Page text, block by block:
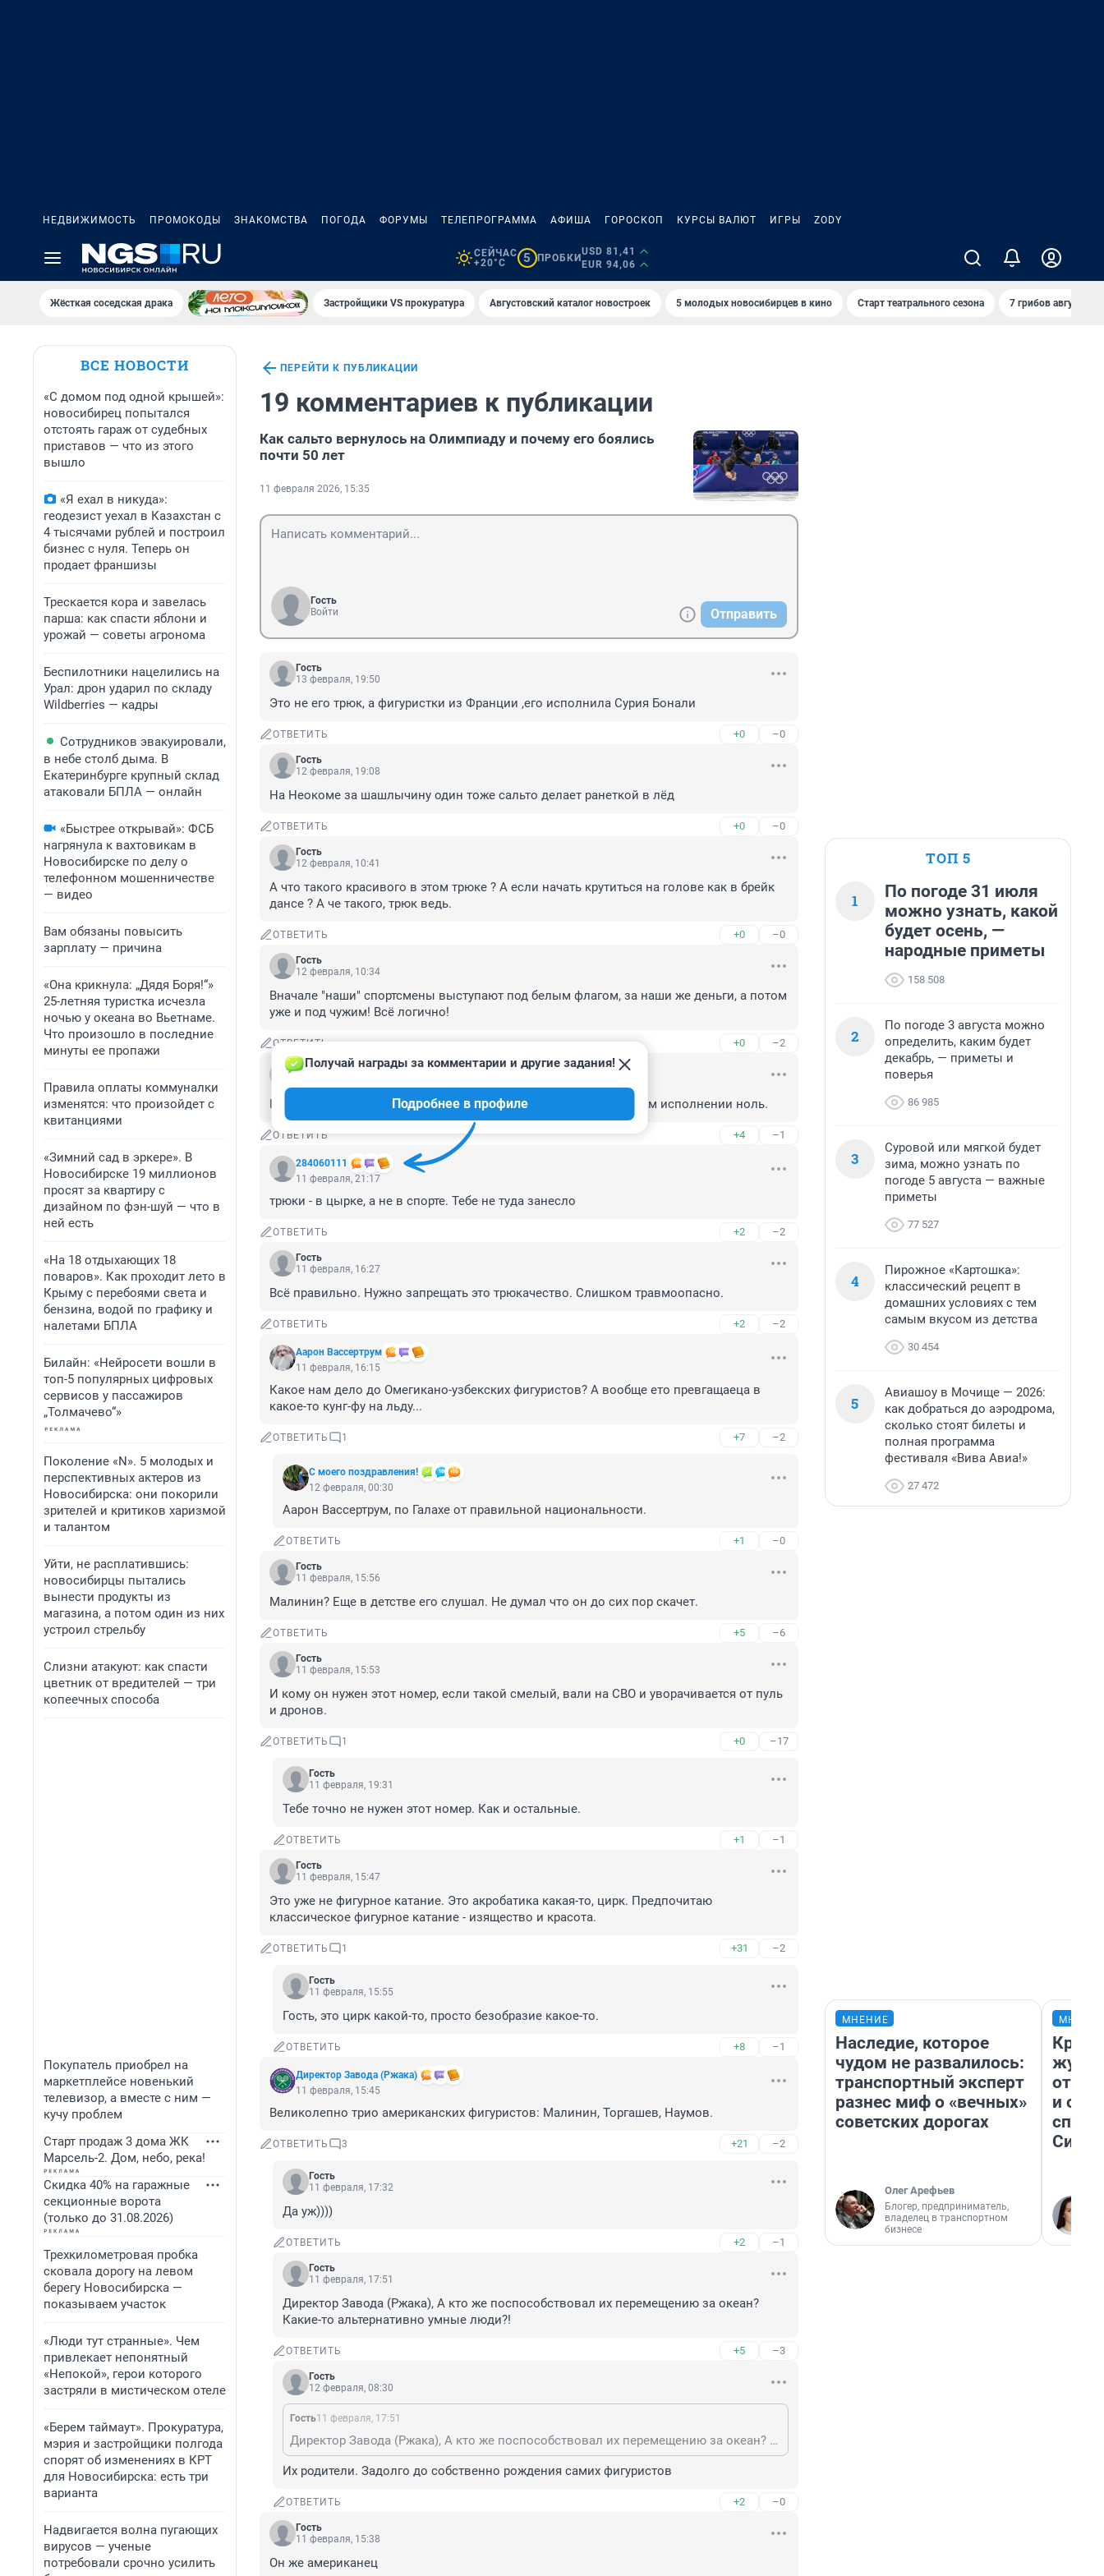
НЕДВИЖИМОСТЬ ПРОМОКОДЫ ЗНАКОМСТВА ПОГОДА ФОРУМЫ ТЕЛЕПРОГРАММА АФИША ГОРОСКОП КУРСЫ ВАЛЮТ ИГРЫ ZODY
СЕЙЧАС
+20°C
5 ПРОБКИ
USD 81,41
EUR 94,06
Жёсткая соседская драка Застройщики VS прокуратура Августовский каталог новостроек 5 молодых новосибирцев в кино Старт театрального сезона 7 грибов августа
ВСЕ НОВОСТИ
«С домом под одной крышей»:
новосибирец попытался
отстоять гараж от судебных
приставов — что из этого
вышло
«Я ехал в никуда»:
геодезист уехал в Казахстан с
4 тысячами рублей и построил
бизнес с нуля. Теперь он
продает франшизы
Трескается кора и завелась
парша: как спасти яблони и
урожай — советы агронома
Беспилотники нацелились на
Урал: дрон ударил по складу
Wildberries — кадры
Сотрудников эвакуировали,
в небе столб дыма. В
Екатеринбурге крупный склад
атаковали БПЛА — онлайн
«Быстрее открывай»: ФСБ
нагрянула к вахтовикам в
Новосибирске по делу о
телефонном мошенничестве
— видео
Вам обязаны повысить
зарплату — причина
«Она крикнула: „Дядя Боря!“»
25-летняя туристка исчезла
ночью у океана во Вьетнаме.
Что произошло в последние
минуты ее пропажи
Правила оплаты коммуналки
изменятся: что произойдет с
квитанциями
«Зимний сад в эркере». В
Новосибирске 19 миллионов
просят за квартиру с
дизайном по фэн-шуй — что в
ней есть
«На 18 отдыхающих 18
поваров». Как проходит лето в
Крыму с перебоями света и
бензина, водой по графику и
налетами БПЛА
Билайн: «Нейросети вошли в
топ-5 популярных цифровых
сервисов у пассажиров
„Толмачево“»
Поколение «N». 5 молодых и
перспективных актеров из
Новосибирска: они покорили
зрителей и критиков харизмой
и талантом
Уйти, не расплатившись:
новосибирцы пытались
вынести продукты из
магазина, а потом один из них
устроил стрельбу
Слизни атакуют: как спасти
цветник от вредителей — три
копеечных способа
Покупатель приобрел на
маркетплейсе новенький
телевизор, а вместе с ним —
кучу проблем
Старт продаж 3 дома ЖК
Марсель-2. Дом, небо, река!
Скидка 40% на гаражные
секционные ворота
(только до 31.08.2026)
Трехкилометровая пробка
сковала дорогу на левом
берегу Новосибирска —
показываем участок
«Люди тут странные». Чем
привлекает непонятный
«Непокой», герои которого
застряли в мистическом отеле
«Берем таймаут». Прокуратура,
мэрия и застройщики полгода
спорят об изменениях в КРТ
для Новосибирска: есть три
варианта
Надвигается волна пугающих
вирусов — ученые
потребовали срочно усилить
ПЕРЕЙТИ К ПУБЛИКАЦИИ
19 комментариев к публикации
Как сальто вернулось на Олимпиаду и почему его боялись
почти 50 лет
11 февраля 2026, 15:35
Гость
Войти
Отправить
Гость
13 февраля, 19:50
Это не его трюк, а фигуристки из Франции ,его исполнила Сурия Бонали
ОТВЕТИТЬ +0 –0
Гость
12 февраля, 19:08
На Неокоме за шашлычину один тоже сальто делает ранеткой в лёд
ОТВЕТИТЬ +0 –0
Гость
12 февраля, 10:41
А что такого красивого в этом трюке ? А если начать крутиться на голове как в брейк
дансе ? А че такого, трюк ведь.
ОТВЕТИТЬ +0 –0
Гость
12 февраля, 10:34
Вначале "наши" спортсмены выступают под белым флагом, за наши же деньги, а потом
уже и под чужим! Всё логично!
ОТВЕТИТЬ +0 –2
Гость
Ну откровенно говоря эстетики, на мой плебейский вкус, в таком исполнении ноль.
ОТВЕТИТЬ +4 –1
284060111
Получай награды за комментарии и другие задания!
Подробнее в профиле
11 февраля, 21:17
трюки - в цырке, а не в спорте. Тебе не туда занесло
ОТВЕТИТЬ +2 –2
Гость
11 февраля, 16:27
Всё правильно. Нужно запрещать это трюкачество. Слишком травмоопасно.
ОТВЕТИТЬ +2 –2
Аарон Вассертрум
11 февраля, 16:15
Какое нам дело до Омегикано-узбекских фигуристов? А вообще ето превгащаеца в
какое-то кунг-фу на льду...
ОТВЕТИТЬ 1 +7 –2
С моего поздравления!
12 февраля, 00:30
Аарон Вассертрум, по Галахе от правильной национальности.
ОТВЕТИТЬ +1 –0
Гость
11 февраля, 15:56
Малинин? Еще в детстве его слушал. Не думал что он до сих пор скачет.
ОТВЕТИТЬ +5 –6
Гость
11 февраля, 15:53
И кому он нужен этот номер, если такой смелый, вали на СВО и уворачивается от пуль
и дронов.
ОТВЕТИТЬ 1 +0 –17
Гость
11 февраля, 19:31
Тебе точно не нужен этот номер. Как и остальные.
ОТВЕТИТЬ +1 –1
Гость
11 февраля, 15:47
Это уже не фигурное катание. Это акробатика какая-то, цирк. Предпочитаю
классическое фигурное катание - изящество и красота.
ОТВЕТИТЬ 1 +31 –2
Гость
11 февраля, 15:55
Гость, это цирк какой-то, просто безобразие какое-то.
ОТВЕТИТЬ +8 –1
Директор Завода (Ржака)
11 февраля, 15:45
Великолепно трио американских фигуристов: Малинин, Торгашев, Наумов.
ОТВЕТИТЬ 3 +21 –2
Гость
11 февраля, 17:32
Да уж))))
ОТВЕТИТЬ +2 –1
Гость
11 февраля, 17:51
Директор Завода (Ржака), А кто же поспособствовал их перемещению за океан?
Какие-то альтернативно умные люди?!
ОТВЕТИТЬ +5 –3
Гость
12 февраля, 08:30
Гость11 февраля, 17:51
Директор Завода (Ржака), А кто же поспособствовал их перемещению за океан? Какие-то альтернативно умные люди?!
Их родители. Задолго до собственно рождения самих фигуристов
ОТВЕТИТЬ +2 –0
Гость
11 февраля, 15:38
Он же американец
ТОП 5
1
По погоде 31 июля
можно узнать, какой
будет осень, —
народные приметы
158 508
2
По погоде 3 августа можно
определить, каким будет
декабрь, — приметы и
поверья
86 985
3
Суровой или мягкой будет
зима, можно узнать по
погоде 5 августа — важные
приметы
77 527
4
Пирожное «Картошка»:
классический рецепт в
домашних условиях с тем
самым вкусом из детства
30 454
5
Авиашоу в Мочище — 2026:
как добраться до аэродрома,
сколько стоят билеты и
полная программа
фестиваля «Вива Авиа!»
27 472
МНЕНИЕ
Наследие, которое
чудом не развалилось:
транспортный эксперт
разнес миф о «вечных»
советских дорогах
Олег Арефьев
Блогер, предприниматель,
владелец в транспортном
бизнесе
и